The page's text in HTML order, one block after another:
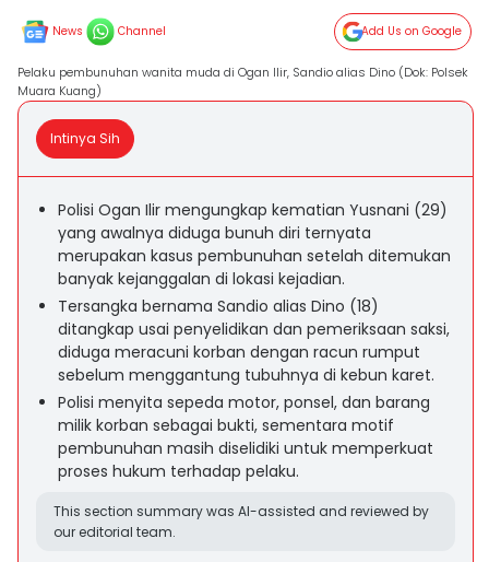
News Channel Add Us on Google
Pelaku pembunuhan wanita muda di Ogan Ilir, Sandio alias Dino (Dok: Polsek
Muara Kuang)
Intinya Sih
Polisi Ogan Ilir mengungkap kematian Yusnani (29)
yang awalnya diduga bunuh diri ternyata
merupakan kasus pembunuhan setelah ditemukan
banyak kejanggalan di lokasi kejadian.
Tersangka bernama Sandio alias Dino (18)
ditangkap usai penyelidikan dan pemeriksaan saksi,
diduga meracuni korban dengan racun rumput
sebelum menggantung tubuhnya di kebun karet.
Polisi menyita sepeda motor, ponsel, dan barang
milik korban sebagai bukti, sementara motif
pembunuhan masih diselidiki untuk memperkuat
proses hukum terhadap pelaku.
This section summary was AI-assisted and reviewed by
our editorial team.